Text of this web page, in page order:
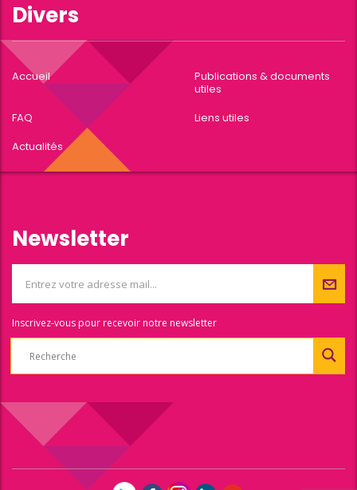
Divers
Accueil
Publications & documents
utiles
FAQ
Liens utiles
Actualités
Newsletter
Inscrivez-vous pour recevoir notre newsletter